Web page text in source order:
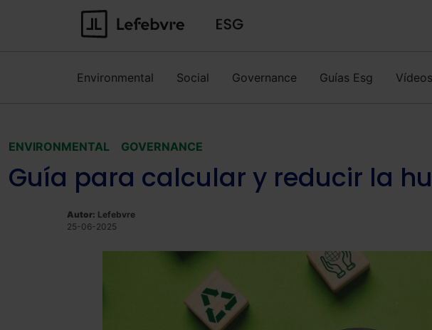
Environmental Social Governance Guías Esg
ENVIRONMENTAL GOVERNANCE
Guía para calcular y reducir la
Autor: Lefebvre
25-06-2025